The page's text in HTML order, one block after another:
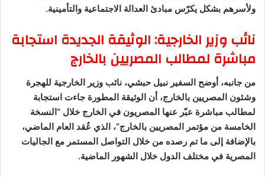
ولأسرهم بشكل يكرّس مبادئ العدالة الاجتماعية والتأمينية.
نائب وزير الخارجية: الوثيقة الجديدة استجابة
مباشرة لمطالب المصريين بالخارج
من جانبه، أوضح السفير نبيل حبشي، نائب وزير الخارجية للهجرة
وشئون المصريين بالخارج، أن الوثيقة المطورة جاءت استجابة
لمطالب مباشرة عبّر عنها المصريون في الخارج خلال “النسخة
الخامسة من مؤتمر المصريين بالخارج”، الذي عُقد العام الماضي،
بالإضافة إلى ما تم رصده من خلال التواصل المستمر مع الجاليات
المصرية في مختلف الدول خلال الشهور الماضية.